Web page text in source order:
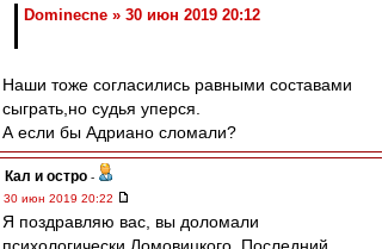
Dominecne » 30 июн 2019 20:12
Наши тоже согласились равными составами
сыграть,но судья уперся.
А если бы Адриано сломали?
Кал и остро -
30 июн 2019 20:22
Я поздравляю вас, вы доломали